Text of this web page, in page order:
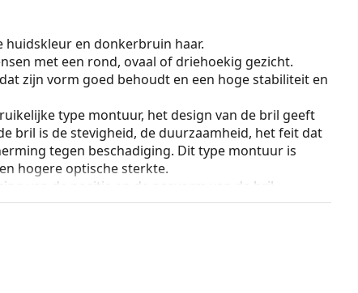
en donkerbruin haar.
met een rond, ovaal of driehoekig gezicht.
zijn vorm goed behoudt en een hoge stabiliteit en
type montuur, het design van de bril geeft
bril is de stevigheid, de duurzaamheid, het feit dat
tegen beschadiging. Dit type montuur is
hogere optische sterkte.
van de positie en de pasvorm van de bril
de neus aan en zorgen zo voor meer
altijd worden gedaan door een ervaren opticien